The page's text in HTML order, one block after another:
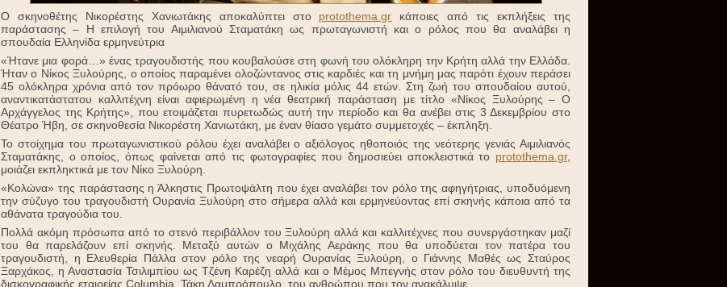
Ο σκηνοθέτης Νικορέστης Χανιωτάκης αποκαλύπτει στο protothema.gr κάποιες από τις εκπλήξεις της
παράστασης – Η επιλογή του Αιμιλιανού Σταματάκη ως πρωταγωνιστή και ο ρόλος που θα αναλάβει η
σπουδαία Ελληνίδα ερμηνεύτρια
«Ήτανε μια φορά…» ένας τραγουδιστής που κουβαλούσε στη φωνή του ολόκληρη την Κρήτη αλλά την Ελλάδα.
Ήταν ο Νίκος Ξυλούρης, ο οποίος παραμένει ολοζώντανος στις καρδιές και τη μνήμη μας παρότι έχουν περάσει
45 ολόκληρα χρόνια από τον πρόωρο θάνατό του, σε ηλικία μόλις 44 ετών. Στη ζωή του σπουδαίου αυτού,
αναντικατάστατου καλλιτέχνη είναι αφιερωμένη η νέα θεατρική παράσταση με τίτλο «Νίκος Ξυλούρης – Ο
Αρχάγγελος της Κρήτης», που ετοιμάζεται πυρετωδώς αυτή την περίοδο και θα ανέβει στις 3 Δεκεμβρίου στο
Θέατρο Ήβη, σε σκηνοθεσία Νικορέστη Χανιωτάκη, με έναν θίασο γεμάτο συμμετοχές – έκπληξη.
Το στοίχημα του πρωταγωνιστικού ρόλου έχει αναλάβει ο αξιόλογος ηθοποιός της νεότερης γενιάς Αιμιλιανός
Σταματάκης, ο οποίος, όπως φαίνεται από τις φωτογραφίες που δημοσιεύει αποκλειστικά το protothema.gr,
μοιάζει εκπληκτικά με τον Νίκο Ξυλούρη.
«Κολώνα» της παράστασης η Άλκηστις Πρωτοψάλτη που έχει αναλάβει τον ρόλο της αφηγήτριας, υποδυόμενη
την σύζυγο του τραγουδιστή Ουρανία Ξυλούρη στο σήμερα αλλά και ερμηνεύοντας επί σκηνής κάποια από τα
αθάνατα τραγούδια του.
Πολλά ακόμη πρόσωπα από το στενό περιβάλλον του Ξυλούρη αλλά και καλλιτέχνες που συνεργάστηκαν μαζί
του θα παρελάζουν επί σκηνής. Μεταξύ αυτών ο Μιχάλης Αεράκης που θα υποδύεται τον πατέρα του
τραγουδιστή, η Ελευθερία Πάλλα στον ρόλο της νεαρή Ουρανίας Ξυλούρη, ο Γιάννης Μαθές ως Σταύρος
Ξαρχάκος, η Αναστασία Τσιλιμπίου ως Τζένη Καρέζη αλλά και ο Μέμος Μπεγνής στον ρόλο του διευθυντή της
δισκογραφικής εταιρείας Columbia, Τάκη Λαμπρόπουλο, του ανθρώπου που τον ανακάλυψε.